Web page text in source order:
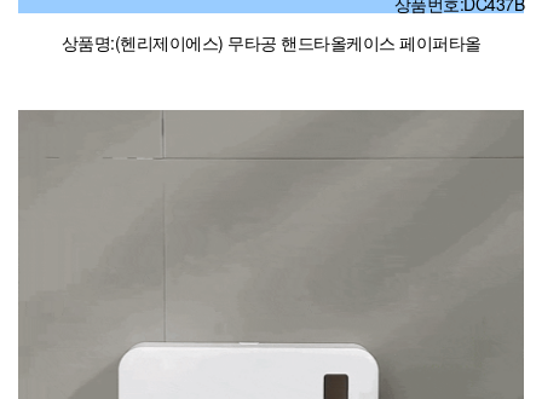
상품명:(헨리제이에스) 무타공 핸드타올케이스 페이퍼타올